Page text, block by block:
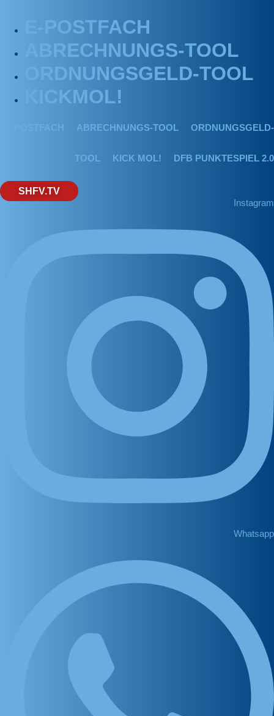
E-POSTFACH
ABRECHNUNGS-TOOL
ORDNUNGSGELD-TOOL
KICKMOL!
E-POSTFACH ABRECHNUNGS-TOOL ORDNUNGSGELD-
TOOL KICK MOL! DFB PUNKTESPIEL 2.0
SHFV.TV
Instagram
Whatsapp